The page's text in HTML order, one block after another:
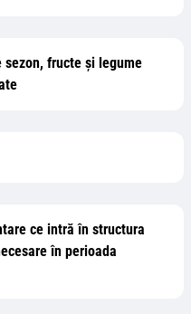
fructe și legume
ce intră în structura
în perioada